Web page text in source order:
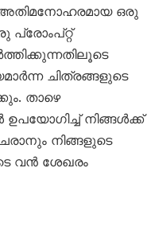
അതിമനോഹരമായ ഒരു
പ്രോംപ്റ്റ്
ചിത്രങ്ങളുടെ
താഴെ
ഉപയോഗിച്ച് നിങ്ങൾക്ക്
നിങ്ങളുടെ
വൻ ശേഖരം